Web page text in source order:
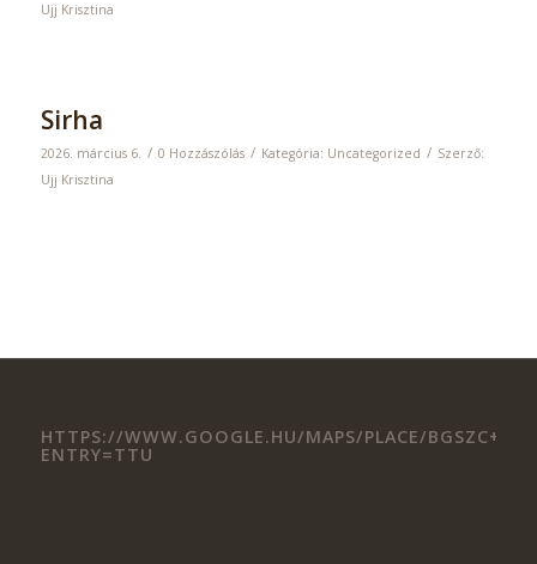
Ujj Krisztina
Sirha
2026. március 6. / 0 Hozzászólás / Kategória: Uncategorized / Szerző:
Ujj Krisztina
HTTPS://WWW.GOOGLE.HU/MAPS/PLACE/
ENTRY=TTU